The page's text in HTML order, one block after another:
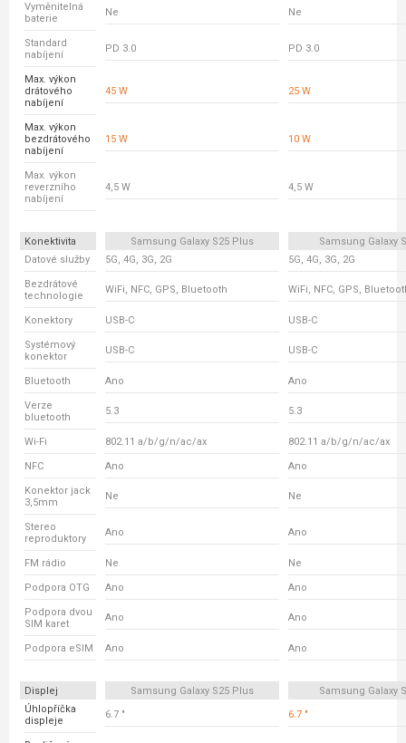
Vyměnitelná
baterie
Ne Ne
Standard
nabíjení
PD 3.0 PD 3.0
Max. výkon
drátového
nabíjení
45 W 25 W
Max. výkon
bezdrátového
nabíjení
15 W 10 W
Max. výkon
reverzního
nabíjení
4,5 W 4,5 W
Konektivita Samsung Galaxy S25 Plus
Samsung Galaxy
Datové služby
5G, 4G, 3G, 2G 5G, 4G, 3G, 2G
Bezdrátové
technologie
WiFi, NFC, GPS, Bluetooth WiFi, NFC, GPS,
Konektory USB-C USB-C
Systémový
konektor
USB-C USB-C
Bluetooth Ano Ano
Verze
bluetooth
5.3 5.3
Wi-Fi 802.11 a/b/g/n/ac/ax 802.11 a/b/g/n/ac/ax
NFC Ano Ano
Konektor jack
3,5mm
Ne Ne
Stereo
reproduktory
Ano Ano
FM rádio Ne Ne
Podpora OTG Ano Ano
Podpora dvou
SIM karet
Ano Ano
Podpora eSIM Ano Ano
Displej Samsung Galaxy S25 Plus
Samsung Galaxy
Úhlopříčka
displeje
6.7 " 6.7 "